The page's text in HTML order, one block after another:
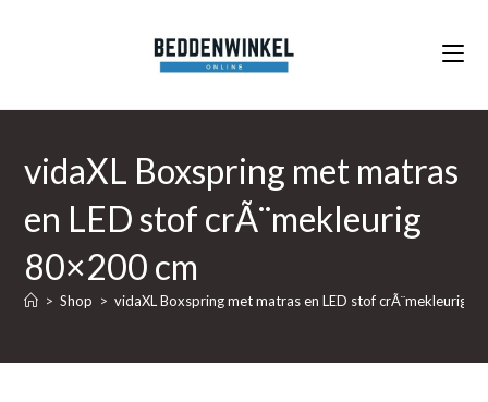
vidaXL Boxspring met matras
en LED stof crÃ¨mekleurig
80×200 cm
> Shop > vidaXL Boxspring met matras en LED stof crÃ¨mekleurig